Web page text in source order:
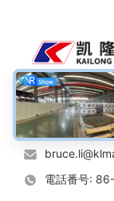
維坊Kailongの機
住所: No.11
電話番号: